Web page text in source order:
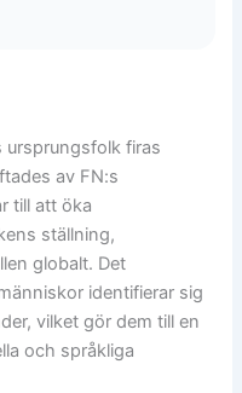
ursprungsfolk firas
av FN:s
till att öka
ställning,
globalt. Det
identifierar sig
vilket gör dem till en
och språkliga